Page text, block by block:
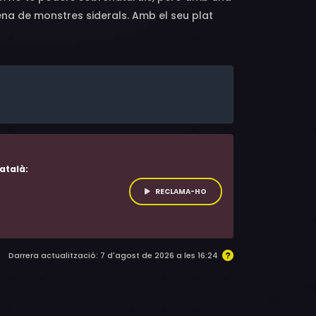
de monstres siderals. Amb el seu plat
amics. Això sí, sovint també li han de
que sempre li fan costat. I, és clar,
mai de vista... No et perdis les aventures
bona confitura!
RECLAMA-HO
Darrera actualització: 7 d'agost de 2026 a les 16:24